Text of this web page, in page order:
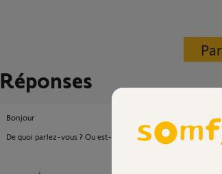
Réponses
Bonjour
De quoi parlez-vous ? Ou est-ce que vous ne trouvez pas ou